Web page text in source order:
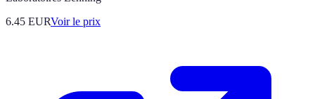
6.45 EURVoir le prix